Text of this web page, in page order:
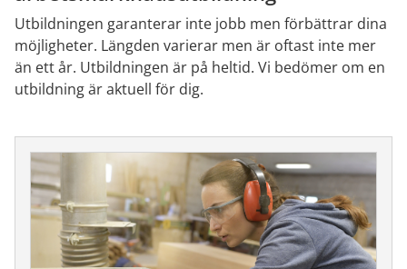
Utbildningen garanterar inte jobb men förbättrar dina
möjligheter. Längden varierar men är oftast inte mer
än ett år. Utbildningen är på heltid. Vi bedömer om en
utbildning är aktuell för dig.